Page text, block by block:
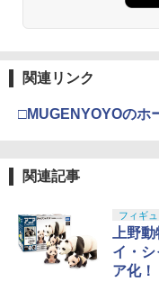
関連リンク
□MUGENYOYOのホ
関連記事
フィギ
上野
イ・
ア化！